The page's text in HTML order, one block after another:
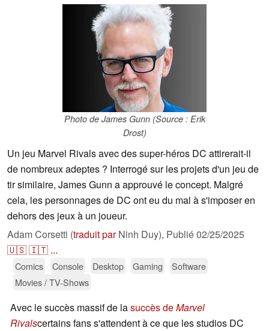
Photo de James Gunn (Source : Erik
Drost)
Un jeu Marvel Rivals avec des super-héros DC attirerait-il
de nombreux adeptes ? Interrogé sur les projets d'un jeu de
tir similaire, James Gunn a approuvé le concept. Malgré
cela, les personnages de DC ont eu du mal à s'imposer en
dehors des jeux à un joueur.
Adam Corsetti (traduit parNinh Duy), Publié02/25/2025
🇺🇸🇮🇹 ...
Comics Console Desktop Gaming
Software
Movies / TV-Shows
Avec le succès massif de lasuccès deMarvel
Rivalscertains fans s'attendent à ce que les studios DC